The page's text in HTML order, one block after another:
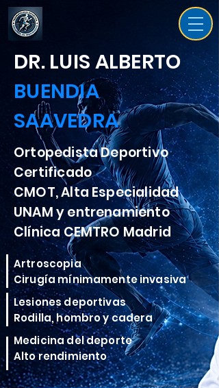
DR. LUIS ALBERTO
BUENDIA
SAAVEDRA
Ortopedista Deportivo
Certificado
CMOT, Alta Especialidad
UNAM y entrenamiento
Clínica CEMTRO Madrid
Artroscopia
Cirugía mínimamente invasiva
Lesiones deportivas
Rodilla, hombro y cadera
Medicina del deporte
Alto rendimiento